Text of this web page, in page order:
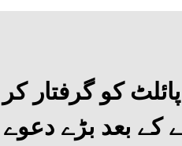
کے بعد بڑے دعوے